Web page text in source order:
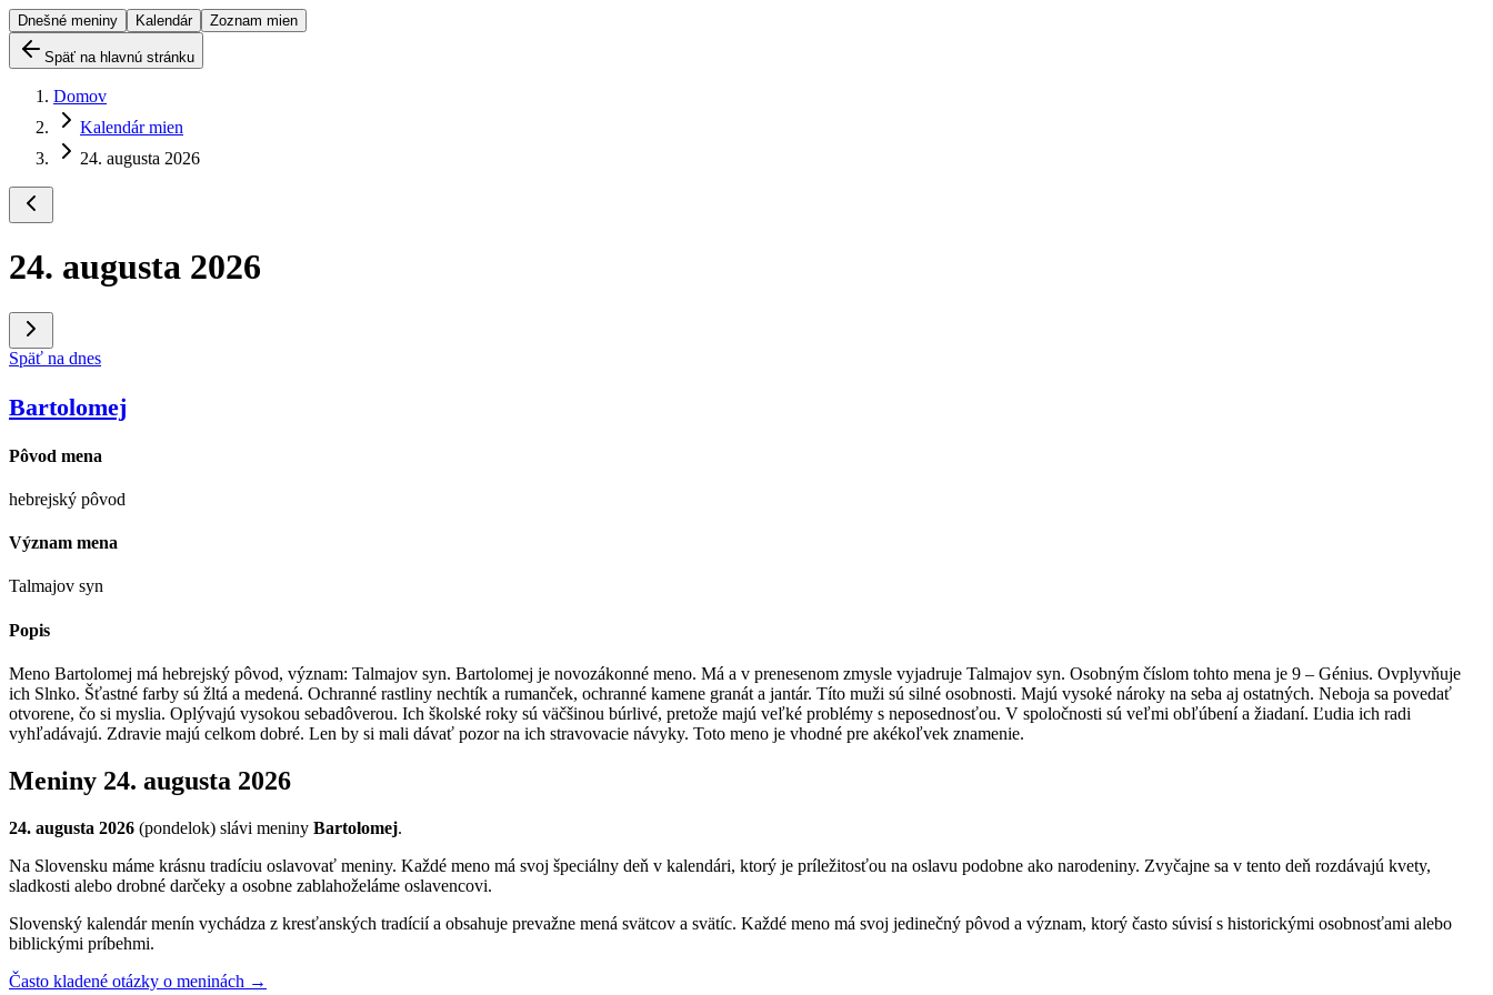
Dnešné meniny Kalendár Zoznam mien
Späť na hlavnú stránku
Domov
Kalendár mien
24. augusta 2026
24. augusta 2026
Späť na dnes
Bartolomej
Pôvod mena
hebrejský pôvod
Význam mena
Talmajov syn
Popis
Meno Bartolomej má hebrejský pôvod, význam: Talmajov syn. Bartolomej je novozákonné meno. Má a v prenesenom zmysle vyjadruje Talmajov syn. Osobným číslom tohto mena je 9 – Génius. Ovplyvňuje
ich Slnko. Šťastné farby sú žltá a medená. Ochranné rastliny nechtík a rumanček, ochranné kamene granát a jantár. Títo muži sú silné osobnosti. Majú vysoké nároky na seba aj ostatných. Neboja sa povedať
otvorene, čo si myslia. Oplývajú vysokou sebadôverou. Ich školské roky sú väčšinou búrlivé, pretože majú veľké problémy s neposednosťou. V spoločnosti sú veľmi obľúbení a žiadaní. Ľudia ich radi
vyhľadávajú. Zdravie majú celkom dobré. Len by si mali dávať pozor na ich stravovacie návyky. Toto meno je vhodné pre akékoľvek znamenie.
Meniny 24. augusta 2026
24. augusta 2026 (pondelok) slávi meniny Bartolomej.
Na Slovensku máme krásnu tradíciu oslavovať meniny. Každé meno má svoj špeciálny deň v kalendári, ktorý je príležitosťou na oslavu podobne ako narodeniny. Zvyčajne sa v tento deň rozdávajú kvety,
sladkosti alebo drobné darčeky a osobne zablahoželáme oslavencovi.
Slovenský kalendár menín vychádza z kresťanských tradícií a obsahuje prevažne mená svätcov a svätíc. Každé meno má svoj jedinečný pôvod a význam, ktorý často súvisí s historickými osobnosťami alebo
biblickými príbehmi.
Často kladené otázky o meninách →